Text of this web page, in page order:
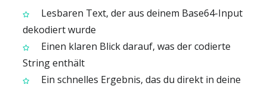
Lesbaren Text, der aus deinem Base64-Input
dekodiert wurde
Einen klaren Blick darauf, was der codierte
String enthält
Ein schnelles Ergebnis, das du direkt in deine